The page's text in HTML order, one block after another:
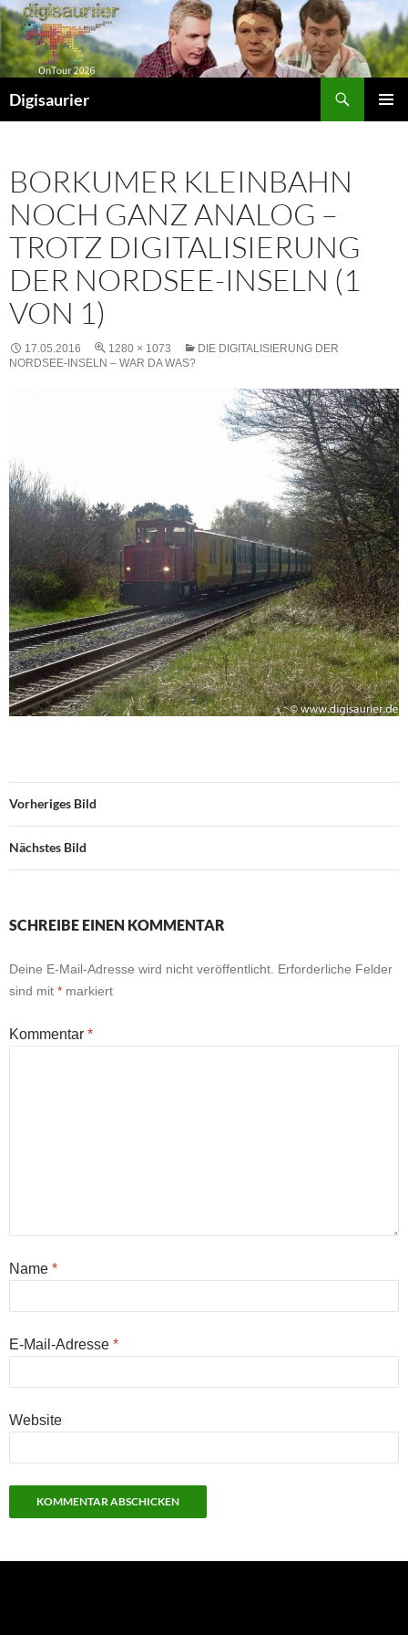
Zum
Inhalt
springen
Digisaurier
BORKUMER KLEINBAHN
NOCH GANZ ANALOG –
TROTZ DIGITALISIERUNG
DER NORDSEE-INSELN (1
VON 1)
17.05.2016 1280 × 1073
DIE DIGITALISIERUNG DER
NORDSEE-INSELN – WAR DA WAS?
Vorheriges Bild
Nächstes Bild
SCHREIBE EINEN KOMMENTAR
Deine E-Mail-Adresse wird nicht veröffentlicht. Erforderliche Felder
sind mit * markiert
Kommentar *
Name *
E-Mail-Adresse *
Website